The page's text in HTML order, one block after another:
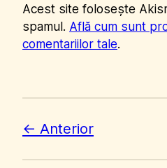
Acest site folosește
spamul. Află cum sunt
comentariilor tale.
Anterior